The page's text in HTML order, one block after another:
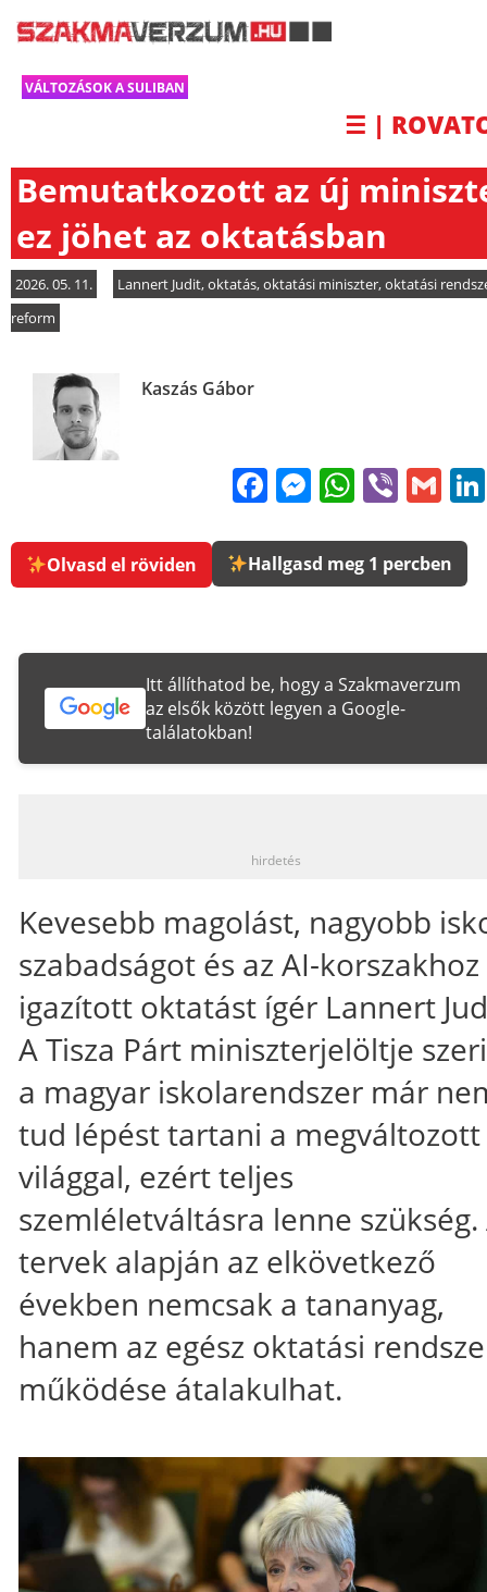
VÁLTOZÁSOK A SULIBAN
☰ |
Bemutatkozott az új
ez jöhet az oktatásban
2026. 05. 11. Lannert Judit,oktatás,oktatási miniszter,oktatási
reform
Kaszás Gábor
FacebookViber
Olvasd el röviden Hallgasd meg 1 percben
Itt állíthatod be, hogy a Szakmaverzum
az elsők között legyen a Google-
találatokban!
hirdetés
Kevesebb magolást, nagyobb
szabadságot és az AI-korszakhoz
igazított oktatást ígér Lannert
A Tisza Párt miniszterjelöltje
a magyar iskolarendszer már
tud lépést tartani a megváltozott
világgal, ezért teljes
szemléletváltásra lenne szükség.
tervek alapján az elkövetkező
években nemcsak a tananyag,
hanem az egész oktatási
működése átalakulhat.